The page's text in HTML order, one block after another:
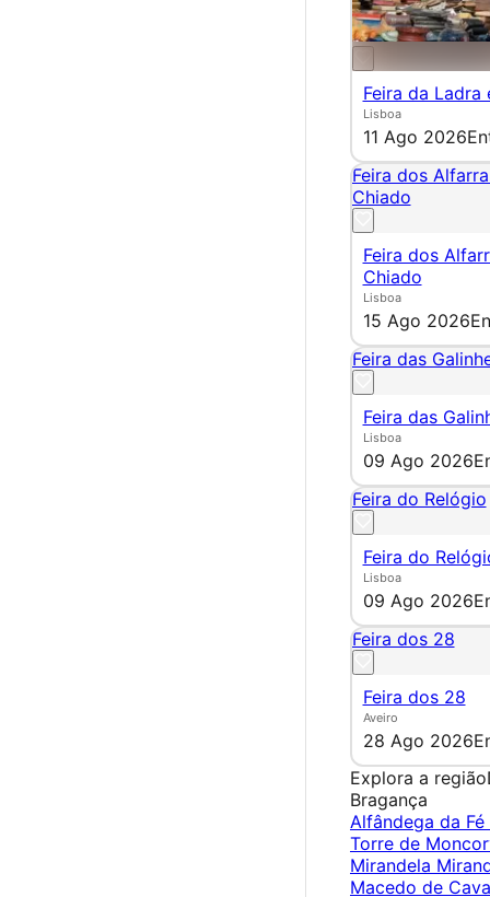
Feira da Ladra
Lisboa
11 Ago 2026
Feira dos
Chiado
Feira dos
Chiado
Lisboa
15 Ago 2026
Feira das
Feira das
Lisboa
09 Ago 2026
Feira do Relógio
Feira do
Lisboa
09 Ago 2026
Feira dos 28
Feira dos 28
Aveiro
28 Ago 2026
Explora a região
Bragança
Alfândega da Fé
Torre de
Mirandela
Macedo de